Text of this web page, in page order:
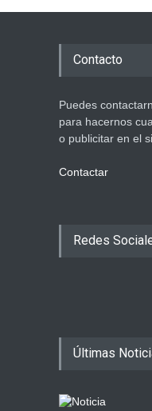
Contacto
Puedes
para hacernos
o publicitar en el
Contactar
Redes
Últimas